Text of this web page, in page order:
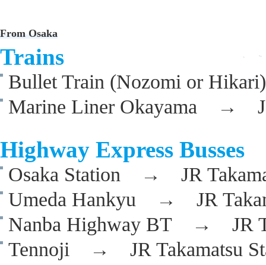
From Osaka
Trains
Bullet Train (Nozomi or
Marine Liner Okayama →
Highway Express Busses
Osaka Station → JR
Umeda Hankyu → JR
Nanba Highway BT → JR
Tennoji → JR Takamatsu